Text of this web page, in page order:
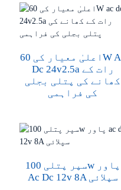
اعلیٰ معیار کی 60W Ac
Dc 24v2.5a رات کے
کھانے کی پتلی بجلی
کی فراہمی
سپر پتلی 100w پاور
Ac Dc 12v 8A سپلائی